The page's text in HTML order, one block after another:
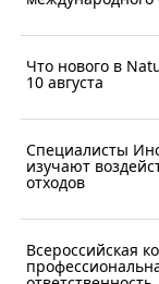
Что нового в
10 августа
Специалисты
изучают
отходов
Всероссийская